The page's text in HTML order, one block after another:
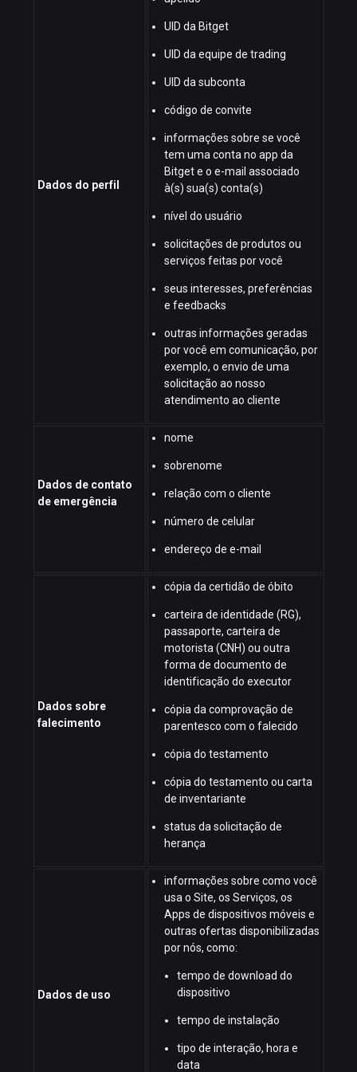
Dados do perfil
UID da Bitget
UID da equipe de trading
UID da subconta
código de convite
informações sobre se você
tem uma conta no app da
Bitget e o e-mail associado
à(s) sua(s) conta(s)
nível do usuário
solicitações de produtos ou
serviços feitas por você
seus interesses, preferências
e feedbacks
outras informações geradas
por você em comunicação, por
exemplo, o envio de uma
solicitação ao nosso
atendimento ao cliente
Dados de contato
de emergência
nome
sobrenome
relação com o cliente
número de celular
endereço de e-mail
Dados sobre
falecimento
cópia da certidão de óbito
carteira de identidade (RG),
passaporte, carteira de
motorista (CNH) ou outra
forma de documento de
identificação do executor
cópia da comprovação de
parentesco com o falecido
cópia do testamento
cópia do testamento ou carta
de inventariante
status da solicitação de
herança
Dados de uso
informações sobre como você
usa o Site, os Serviços, os
Apps de dispositivos móveis e
outras ofertas disponibilizadas
por nós, como:
tempo de download do
dispositivo
tempo de instalação
tipo de interação, hora e
data